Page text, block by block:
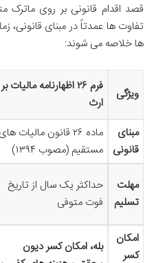
قصد اقدام قانونی بر روی ماترک
تفاوت ها عمدتاً در مبنای قانونی،
ها خلاصه می شوند:
ویژگی
فرم ۲۶ اظهارنامه مالیات بر
ارث
مبنای
قانونی
ماده ۲۶ قانون مالیات های
مستقیم (مصوب ۱۳۹۴)
مهلت
تسلیم
حداکثر یک سال از تاریخ
فوت متوفی
امکان
کسر
بله، امکان کسر دیون